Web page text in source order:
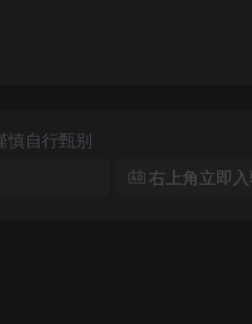
慎自行甄别
右上角立即